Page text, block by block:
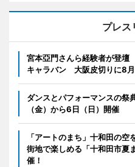
プレス
宮本亞門さんら経験者が登
キャラバン 大阪皮切りに8
ダンスとパフォーマンスの
（金）から6日（日）開催
「アートのまち」十和田の
街地で楽しめる「十和田市夏
催！